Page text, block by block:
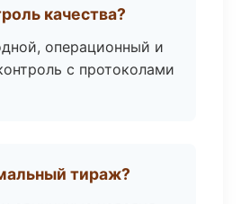
качества?
операционный и
с протоколами
тираж?